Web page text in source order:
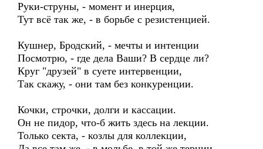
Руки-струны, - момент и инерция,
Тут всё так же, - в борьбе с резистенцией.
Кушнер, Бродский, - мечты и интенции
Посмотрю, - где дела Ваши? В сердце ли?
Круг "друзей" в суете интервенции,
Так скажу, - они там без конкуренции.
Кочки, строчки, долги и кассации.
Он не пидор, что-б жить здесь на лекции.
Только секта, - козлы для коллекции,